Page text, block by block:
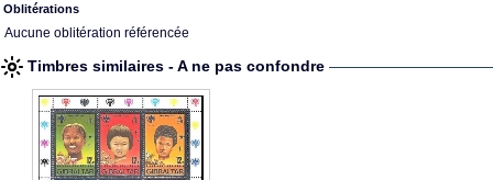
Oblitérations
Aucune oblitération référencée
Timbres similaires - A ne pas confondre